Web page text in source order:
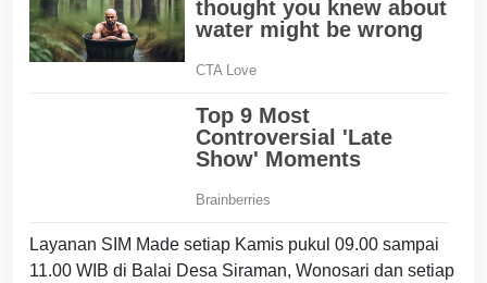
Layanan SIM Made setiap Kamis pukul 09.00 sampai
11.00 WIB di Balai Desa Siraman, Wonosari dan setiap